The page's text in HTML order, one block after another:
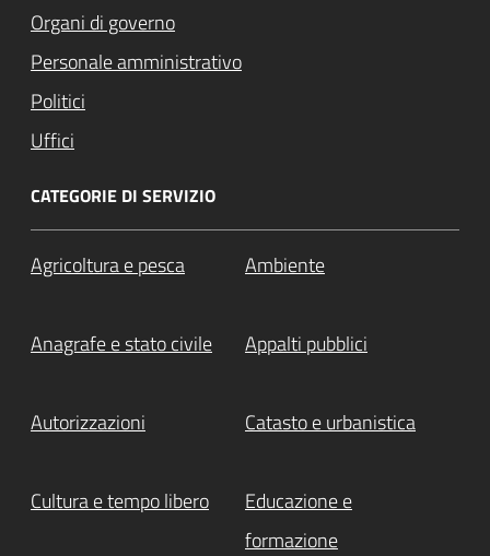
Organi di governo
Personale amministrativo
Politici
Uffici
CATEGORIE DI SERVIZIO
Agricoltura e pesca Ambiente
Anagrafe e stato civile Appalti pubblici
Autorizzazioni Catasto e urbanistica
Cultura e tempo libero
Educazione e
formazione